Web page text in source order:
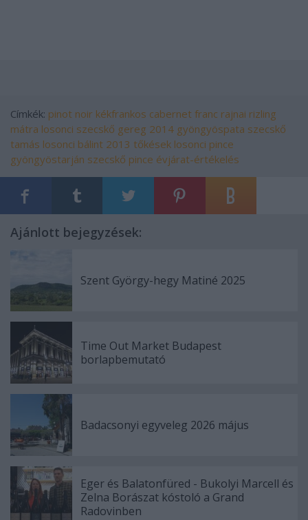
Címkék: pinot noir kékfrankos cabernet franc rajnai rizling
mátra losonci szecskő gereg 2014 gyöngyöspata szecskő
tamás losonci bálint 2013 tőkések losonci pince
gyöngyöstarján szecskő pince évjárat-értékelés
Ajánlott bejegyzések:
Szent György-hegy Matiné 2025
Time Out Market Budapest
borlapbemutató
Badacsonyi egyveleg 2026 május
Eger és Balatonfüred - Bukolyi Marcell és
Zelna Borászat kóstoló a Grand
Radovinben